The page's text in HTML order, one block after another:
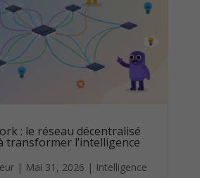
: le réseau décentralisé
transformer l’intelligence
| Mai 31, 2026 | Intelligence